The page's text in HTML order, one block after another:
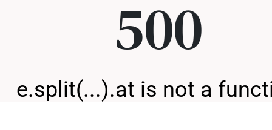
500
e.split(...).at is not a